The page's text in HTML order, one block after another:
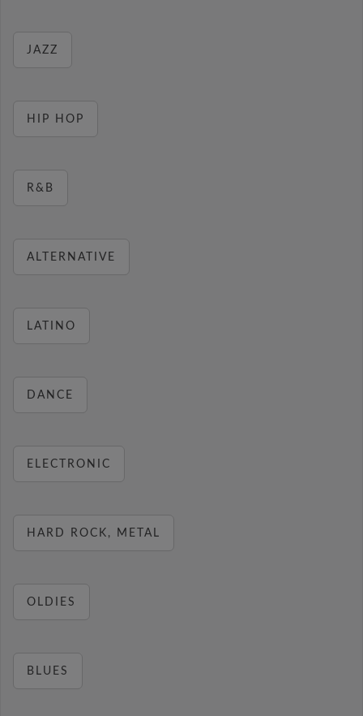
JAZZ
HIP HOP
R&B
ALTERNATIVE
LATINO
DANCE
ELECTRONIC
HARD ROCK, METAL
OLDIES
BLUES